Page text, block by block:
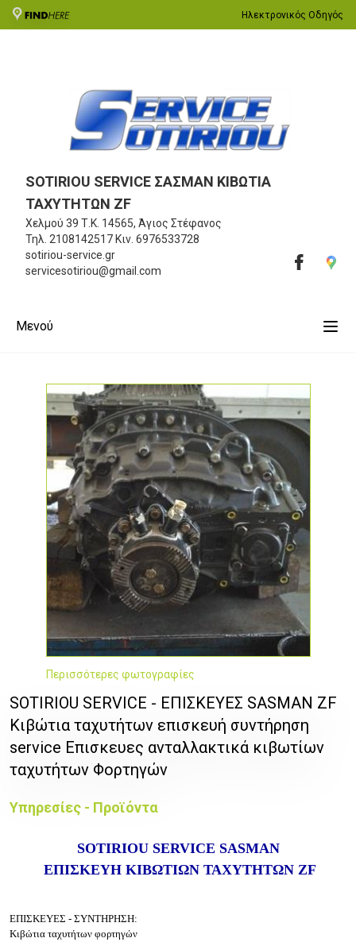
Ηλεκτρονικός Οδηγός
SOTIRIOU SERVICE ΣΑΣΜΑΝ ΚΙΒΩΤΙΑ
ΤΑΧΥΤΗΤΩΝ ZF
Χελμού 39 Τ.Κ. 14565, Άγιος Στέφανος
Τηλ. 2108142517 Κιν. 6976533728
sotiriou-service.gr
servicesotiriou@gmail.com
Μενού
Περισσότερες φωτογραφίες
SOTIRIOU SERVICE - ΕΠΙΣΚΕΥΕΣ SASMAN ZF
Κιβώτια ταχυτήτων επισκευή συντήρηση
service Επισκευες ανταλλακτικά κιβωτίων
ταχυτήτων Φορτηγών
Υπηρεσίες - Προϊόντα
SOTIRIOU SERVICE SASMAN
ΕΠΙΣΚΕΥΗ ΚΙΒΩΤΙΩΝ ΤΑΧΥΤΗΤΩΝ ZF
ΕΠΙΣΚΕΥΕΣ - ΣΥΝΤΗΡΗΣΗ:
Κιβώτια ταχυτήτων φορτηγών